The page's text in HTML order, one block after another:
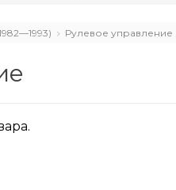
Рулевое управление